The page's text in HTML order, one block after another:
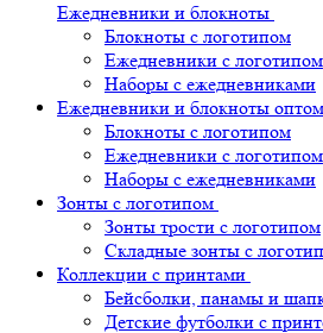
Ежедневники и блокноты
Блокноты с логотипом
Ежедневники с логотипом
Наборы с ежедневниками
Ежедневники и блокноты оптом
Блокноты с логотипом
Ежедневники с логотипом
Наборы с ежедневниками
Зонты с логотипом
Зонты трости с логотипом
Складные зонты с
Коллекции с принтами
Бейсболки, панамы и
Детские футболки с